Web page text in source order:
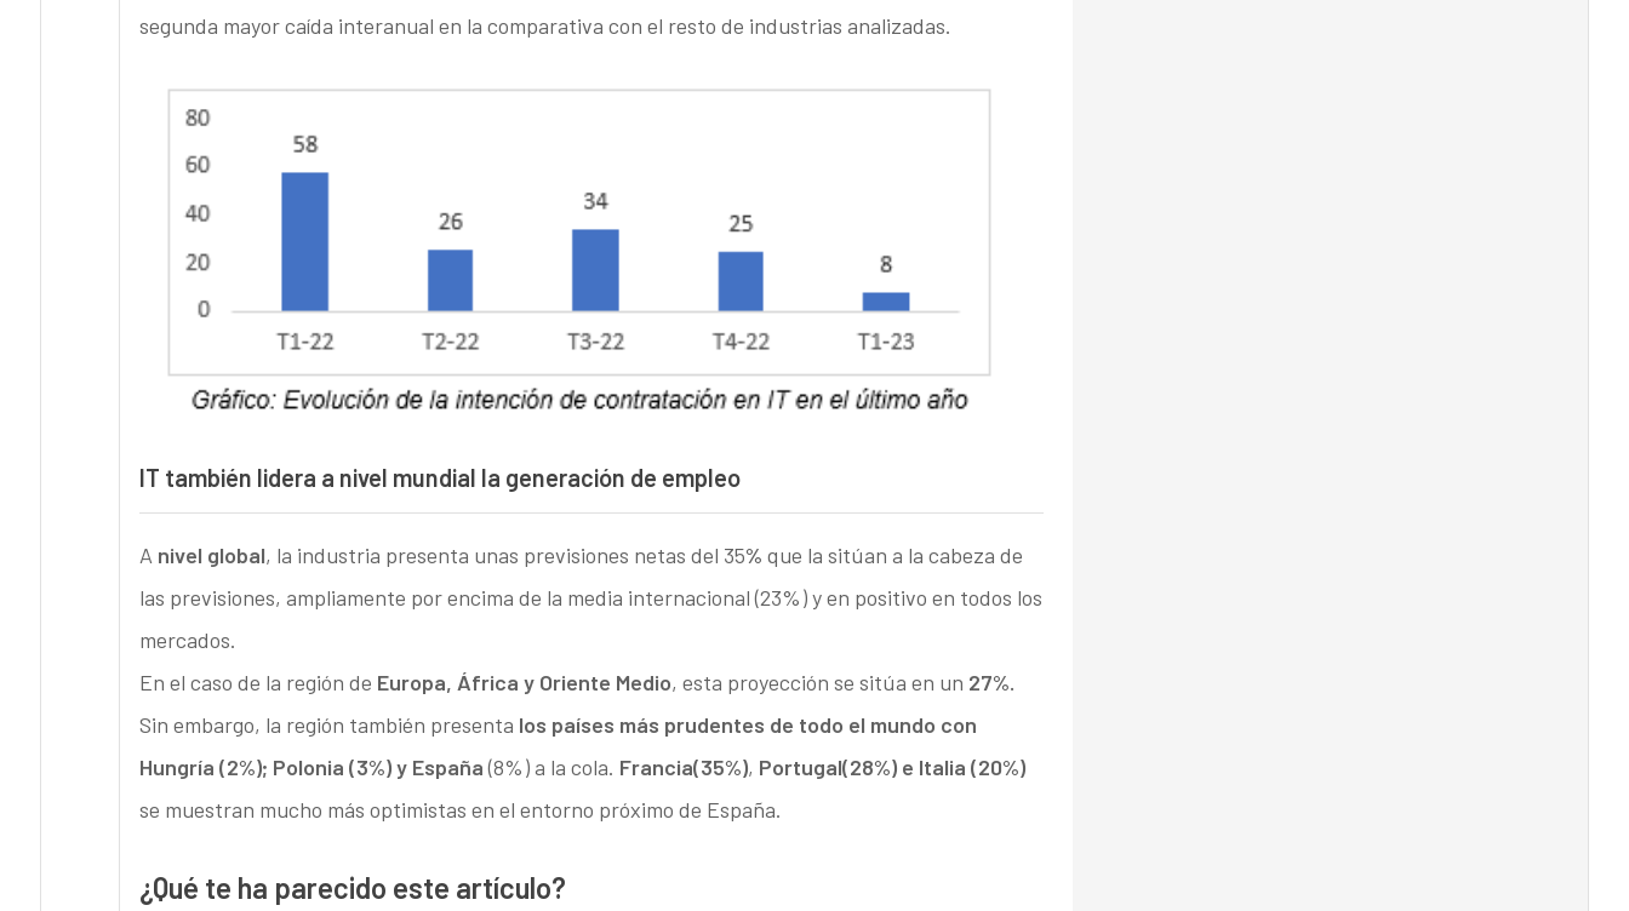
segunda mayor caída interanual en la comparativa con el resto de industrias analizadas.
IT también lidera a nivel mundial la generación de empleo
A nivel global, la industria presenta unas previsiones netas del 35% que la sitúan a la cabeza de
las previsiones, ampliamente por encima de la media internacional (23%) y en positivo en todos los
mercados.
En el caso de la región de Europa, África y Oriente Medio, esta proyección se sitúa en un 27%.
Sin embargo, la región también presenta los países más prudentes de todo el mundo con
Hungría (2%); Polonia (3%) y España(8%) a la cola. Francia(35%), Portugal(28%) e Italia (20%)
se muestran mucho más optimistas en el entorno próximo de España.
¿Qué te ha parecido este artículo?